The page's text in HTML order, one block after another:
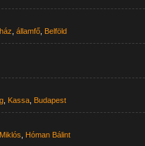
,államfő Belföld
Kassa Budapest
Hóman Bálint